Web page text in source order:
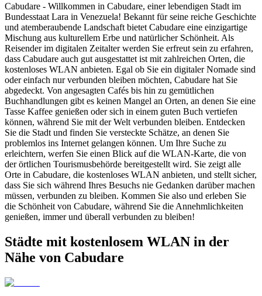
Cabudare - Willkommen in Cabudare, einer lebendigen Stadt im
Bundesstaat Lara in Venezuela! Bekannt für seine reiche Geschichte
und atemberaubende Landschaft bietet Cabudare eine einzigartige
Mischung aus kulturellem Erbe und natürlicher Schönheit. Als
Reisender im digitalen Zeitalter werden Sie erfreut sein zu erfahren,
dass Cabudare auch gut ausgestattet ist mit zahlreichen Orten, die
kostenloses WLAN anbieten. Egal ob Sie ein digitaler Nomade sind
oder einfach nur verbunden bleiben möchten, Cabudare hat Sie
abgedeckt. Von angesagten Cafés bis hin zu gemütlichen
Buchhandlungen gibt es keinen Mangel an Orten, an denen Sie eine
Tasse Kaffee genießen oder sich in einem guten Buch vertiefen
können, während Sie mit der Welt verbunden bleiben. Entdecken
Sie die Stadt und finden Sie versteckte Schätze, an denen Sie
problemlos ins Internet gelangen können. Um Ihre Suche zu
erleichtern, werfen Sie einen Blick auf die WLAN-Karte, die von
der örtlichen Tourismusbehörde bereitgestellt wird. Sie zeigt alle
Orte in Cabudare, die kostenloses WLAN anbieten, und stellt sicher,
dass Sie sich während Ihres Besuchs nie Gedanken darüber machen
müssen, verbunden zu bleiben. Kommen Sie also und erleben Sie
die Schönheit von Cabudare, während Sie die Annehmlichkeiten
genießen, immer und überall verbunden zu bleiben!
Städte mit kostenlosem WLAN in der
Nähe von Cabudare